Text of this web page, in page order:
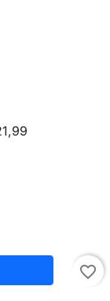
favorite_border